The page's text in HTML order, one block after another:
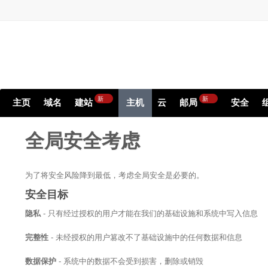
主页 域名 建站 新 主机 云 邮局 新 安全
全局安全考虑
为了将安全风险降到最低，考虑全局安全是必要的。
安全目标
隐私 - 只有经过授权的用户才能在我们的基础设施和系统中写入信息
完整性 - 未经授权的用户篡改不了基础设施中的任何数据和信息
数据保护 - 系统中的数据不会受到损害，删除或销毁